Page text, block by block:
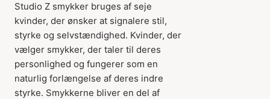
Studio Z smykker bruges af seje
kvinder, der ønsker at signalere stil,
styrke og selvstændighed. Kvinder, der
vælger smykker, der taler til deres
personlighed og fungerer som en
naturlig forlængelse af deres indre
styrke. Smykkerne bliver en del af